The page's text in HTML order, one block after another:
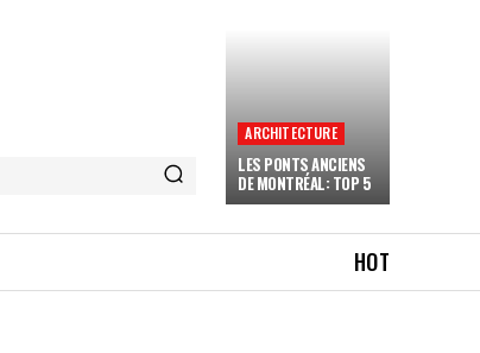
ARCHITECTURE
LES PONTS ANCIENS
DE MONTRÉAL: TOP 5
HOT